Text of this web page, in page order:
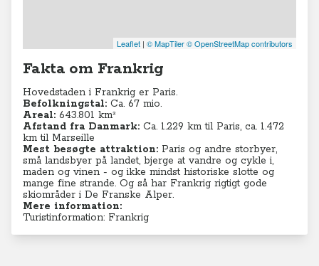
Leaflet | © MapTiler© OpenStreetMap contributors
Fakta om Frankrig
Hovedstaden i Frankrig er Paris.
Befolkningstal: Ca. 67 mio.
Areal: 643.801 km²
Afstand fra Danmark: Ca. 1.229 km til Paris, ca. 1.472
km til Marseille
Mest besøgte attraktion: Paris og andre storbyer,
små landsbyer på landet, bjerge at vandre og cykle i,
maden og vinen - og ikke mindst historiske slotte og
mange fine strande. Og så har Frankrig rigtigt gode
skiområder i De Franske Alper.
Mere information:
Turistinformation: Frankrig